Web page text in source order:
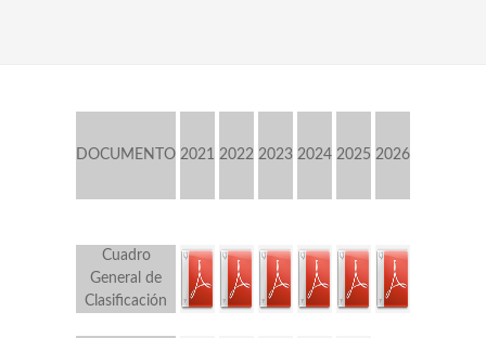
DOCUMENTO 2021 2022 2023 2024 2025 2026
Cuadro
General de
Clasificación